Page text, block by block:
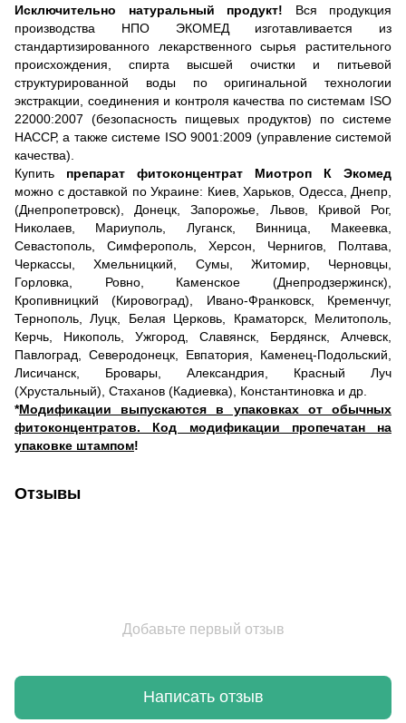
Исключительно натуральный продукт! Вся продукция
производства НПО ЭКОМЕД изготавливается из
стандартизированного лекарственного сырья растительного
происхождения, спирта высшей очистки и питьевой
структурированной воды по оригинальной технологии
экстракции, соединения и контроля качества по системам ISO
22000:2007 (безопасность пищевых продуктов) по системе
НАССР, а также системе ISO 9001:2009 (управление системой
качества).
Купить препарат фитоконцентрат Миотроп К Экомед
можно с доставкой по Украине: Киев, Харьков, Одесса, Днепр,
(Днепропетровск), Донецк, Запорожье, Львов, Кривой Рог,
Николаев, Мариуполь, Луганск, Винница, Макеевка,
Севастополь, Симферополь, Херсон, Чернигов, Полтава,
Черкассы, Хмельницкий, Сумы, Житомир, Черновцы,
Горловка, Ровно, Каменское (Днепродзержинск),
Кропивницкий (Кировоград), Ивано-Франковск, Кременчуг,
Тернополь, Луцк, Белая Церковь, Краматорск, Мелитополь,
Керчь, Никополь, Ужгород, Славянск, Бердянск, Алчевск,
Павлоград, Северодонецк, Евпатория, Каменец-Подольский,
Лисичанск, Бровары, Александрия, Красный Луч
(Хрустальный), Стаханов (Кадиевка), Константиновка и др.
*Модификации выпускаются в упаковках от обычных
фитоконцентратов. Код модификации пропечатан на
упаковке штампом!
Отзывы
Добавьте первый отзыв
Написать отзыв